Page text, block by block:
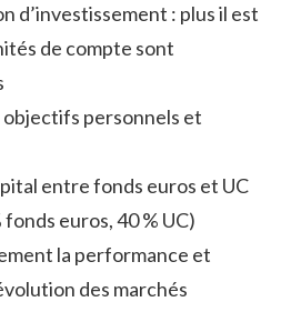
d’investissement : plus il est
de compte sont
objectifs personnels et
entre fonds euros et UC
fonds euros, 40 % UC)
la performance et
des marchés